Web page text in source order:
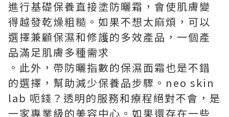
進行基礎保養直接塗防曬霜，會使肌膚變
得越發乾燥粗糙。如果不想太麻煩，可以
選擇兼顧保濕和修護的多效產品，一個產
品滿足肌膚多種需求
。此外，帶防曬指數的保濕面霜也是不錯
的選擇，幫助減少保養品步驟。 neo skin
lab 呃錢 ？透明的服務和療程絕對不會，是
一家專業級的美容中心。如果還存在一些